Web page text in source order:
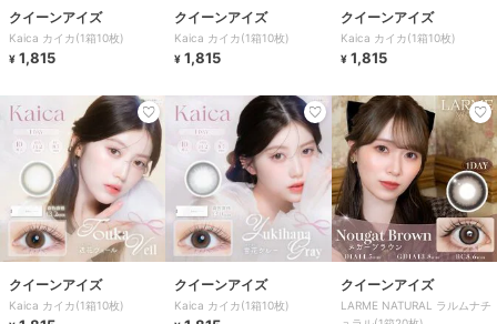
クイーンアイズ
Kaica カイカ(1箱10枚)
¥ 1,815
クイーンアイズ
Kaica カイカ(1箱10枚)
¥ 1,815
クイーンアイズ
Kaica カイカ(1箱10枚)
¥ 1,815
クイーンアイズ
Kaica カイカ(1箱10枚)
クイーンアイズ
Kaica カイカ(1箱10枚)
クイーンアイズ
LARME NATURAL ラルムナチ